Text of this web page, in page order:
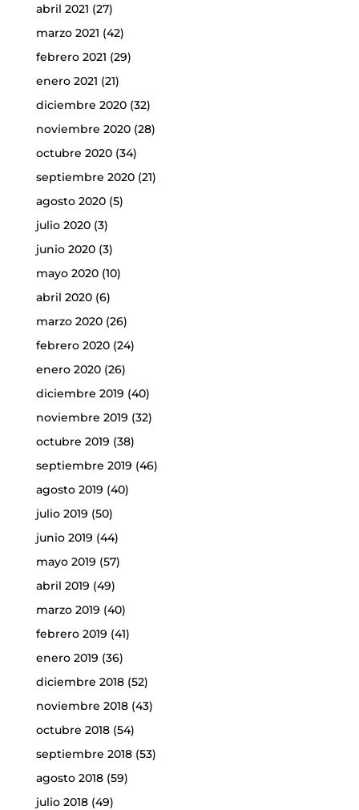
abril 2021 (27)
marzo 2021 (42)
febrero 2021 (29)
enero 2021 (21)
diciembre 2020(32)
noviembre 2020(28)
octubre 2020(34)
septiembre 2020(21)
agosto 2020(5)
julio 2020(3)
junio 2020(3)
mayo 2020(10)
abril 2020(6)
marzo 2020(26)
febrero 2020(24)
enero 2020(26)
diciembre 2019 (40)
noviembre 2019 (32)
octubre 2019 (38)
septiembre 2019 (46)
agosto 2019 (40)
julio 2019 (50)
junio 2019 (44)
mayo 2019 (57)
abril 2019 (49)
marzo 2019 (40)
febrero 2019 (41)
enero 2019 (36)
diciembre 2018(52)
noviembre 2018(43)
octubre 2018(54)
septiembre 2018(53)
agosto 2018(59)
julio 2018(49)